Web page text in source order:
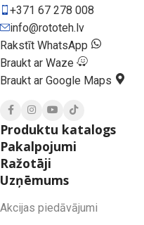
+371 67 278 008
info@rototeh.lv
Rakstīt WhatsApp
Braukt ar Waze
Braukt ar Google Maps
Produktu katalogs
Pakalpojumi
Ražotāji
Uzņēmums
Akcijas piedāvājumi